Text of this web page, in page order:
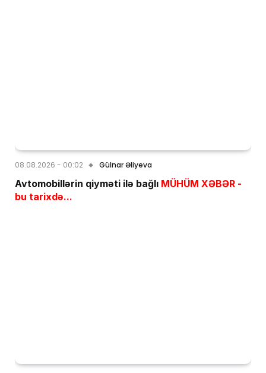
08.08.2026 - 00:02 Gülnar Əliyeva
Avtomobillərin qiyməti ilə bağlı MÜHÜM XƏBƏR -
bu tarixdə...